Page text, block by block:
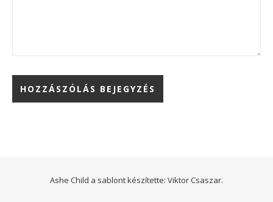
Ashe Child a sablont készítette: Viktor Csaszar.